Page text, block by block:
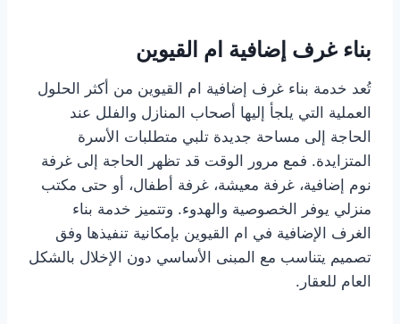
بناء غرف إضافية ام القيوين
تُعد خدمة بناء غرف إضافية ام القيوين من أكثر الحلول
العملية التي يلجأ إليها أصحاب المنازل والفلل عند
الحاجة إلى مساحة جديدة تلبي متطلبات الأسرة
المتزايدة. فمع مرور الوقت قد تظهر الحاجة إلى غرفة
نوم إضافية، غرفة معيشة، غرفة أطفال، أو حتى مكتب
منزلي يوفر الخصوصية والهدوء. وتتميز خدمة بناء
الغرف الإضافية في ام القيوين بإمكانية تنفيذها وفق
تصميم يتناسب مع المبنى الأساسي دون الإخلال بالشكل
العام للعقار.